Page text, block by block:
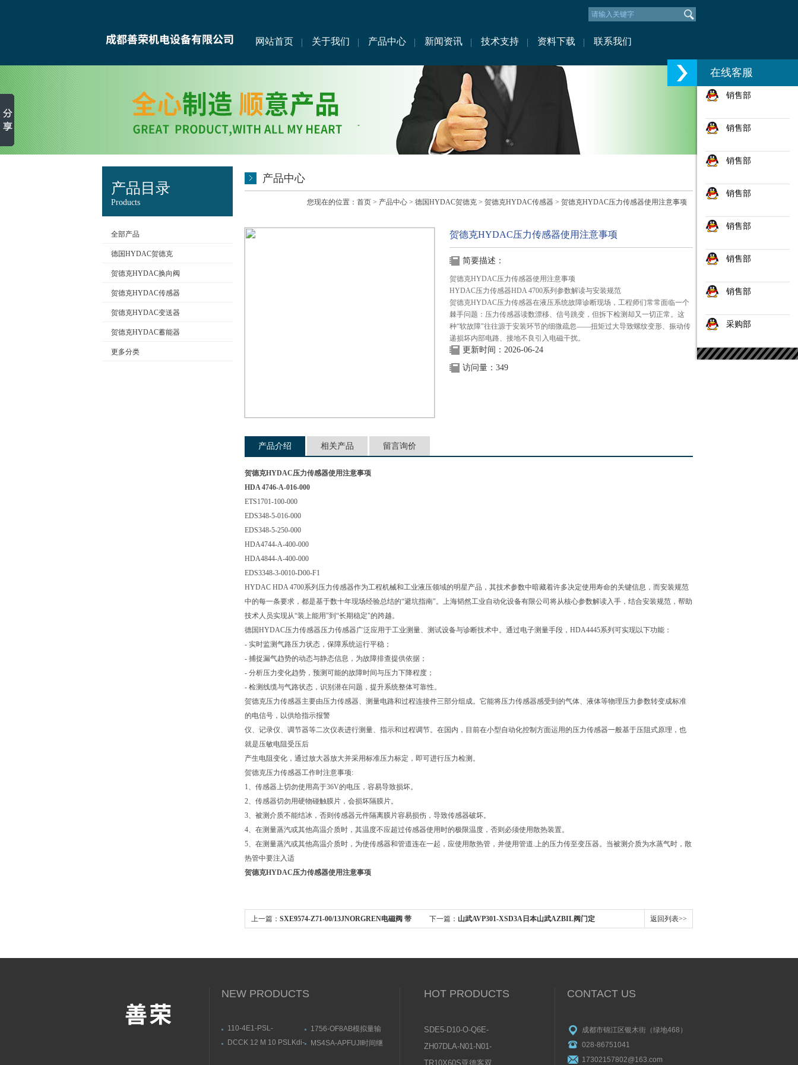
网站首页 关于我们 产品中心 新闻资讯 技术支持 资料下载 联系我们
产品目录
Products
全部产品
德国HYDAC贺德克
贺德克HYDAC换向阀
贺德克HYDAC传感器
贺德克HYDAC变送器
贺德克HYDAC蓄能器
更多分类
产品中心
您现在的位置： 首页 > 产品中心 > 德国HYDAC贺德克 > 贺德克HYDAC传感器 > 贺德克HYDAC压力传感器使用注意事项
贺德克HYDAC压力传感器使用注意事项
简要描述：
贺德克HYDAC压力传感器使用注意事项
HYDAC压力传感器HDA 4700系列参数解读与安装规范
贺德克HYDAC压力传感器在液压系统故障诊断现场，工程师们常常面临一个
棘手问题：压力传感器读数漂移、信号跳变，但拆下检测却又一切正常。这
种“软故障"往往源于安装环节的细微疏忽——扭矩过大导致螺纹变形、振动传
递损坏内部电路、接地不良引入电磁干扰。
更新时间：2026-06-24
访问量：349
产品介绍 相关产品 留言询价
贺德克HYDAC压力传感器使用注意事项
HDA 4746-A-016-000
ETS1701-100-000
EDS348-5-016-000
EDS348-5-250-000
HDA4744-A-400-000
HDA4844-A-400-000
EDS3348-3-0010-D00-F1
HYDAC HDA 4700系列压力传感器作为工程机械和工业液压领域的明星产品，其技术参数中暗藏着许多决定使用寿命的关键信息，而安装规范
中的每一条要求，都是基于数十年现场经验总结的“避坑指南"。上海韬然工业自动化设备有限公司将从核心参数解读入手，结合安装规范，帮助
技术人员实现从“装上能用"到“长期稳定"的跨越。
德国HYDAC压力传感器压力传感器广泛应用于工业测量、测试设备与诊断技术中。通过电子测量手段，HDA4445系列可实现以下功能：
- 实时监测气路压力状态，保障系统运行平稳；
- 捕捉漏气趋势的动态与静态信息，为故障排查提供依据；
- 分析压力变化趋势，预测可能的故障时间与压力下降程度；
- 检测线缆与气路状态，识别潜在问题，提升系统整体可靠性。
贺德克压力传感器主要由压力传感器、测量电路和过程连接件三部分组成。它能将压力传感器感受到的气体、液体等物理压力参数转变成标准
的电信号，以供给指示报警
仪、记录仪、调节器等二次仪表进行测量、指示和过程调节。在国内，目前在小型自动化控制方面运用的压力传感器一般基于压阻式原理，也
就是压敏电阻受压后
产生电阻变化，通过放大器放大并采用标准压力标定，即可进行压力检测。
贺德克压力传感器工作时注意事项:
1、传感器上切勿使用高于36V的电压，容易导致损坏。
2、传感器切勿用硬物碰触膜片，会损坏隔膜片。
3、被测介质不能结冰，否则传感器元件隔离膜片容易损伤，导致传感器破坏。
4、在测量蒸汽或其他高温介质时，其温度不应超过传感器使用时的极限温度，否则必须使用散热装置。
5、在测量蒸汽或其他高温介质时，为使传感器和管道连在一起，应使用散热管，并使用管道.上的压力传至变压器。当被测介质为水蒸气时，散
热管中要注入适
贺德克HYDAC压力传感器使用注意事项
上一篇： SXE9574-Z71-00/13JNORGREN电磁阀 带 下一篇： 山武AVP301-XSD3A日本山武AZBIL阀门定 返回列表>>
NEW PRODUCTS
110-4E1-PSL-
动式电磁阀用途与特点
1756-OF8AB模拟量输
出模块尺寸结构图
DCCK 12 M 10 PSLKdi-
MS4SA-APFUJI时间继
HOT PRODUCTS
SDE5-D10-O-Q6E-
P-KFESTO费斯托压
ZH07DLA-N01-N01-
N01日本SMC真空发
TR10X60S亚德客双
CONTACT US
成都市锦江区银木街（绿地468）
028-86751041
17302157802@163.com
在线客服
销售部
销售部
销售部
销售部
销售部
销售部
销售部
采购部